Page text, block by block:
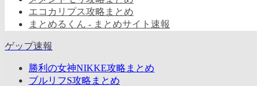
エコカリプス攻略まとめ
まとめるくん - まとめサイト速報
ゲップ速報
勝利の女神NIKKE攻略まとめ
ブルリフS攻略まとめ